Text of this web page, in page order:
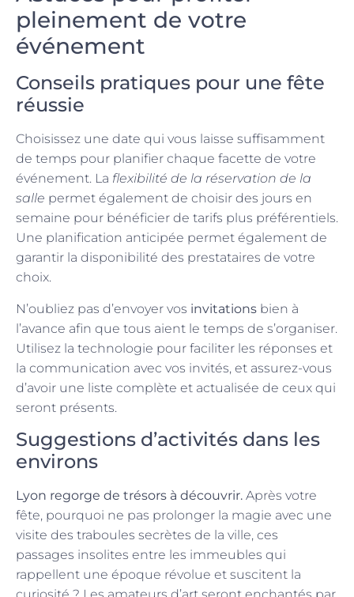
pleinement de votre
événement
Conseils pratiques pour une fête
réussie
Choisissez une date qui vous laisse suffisamment
de temps pour planifier chaque facette de votre
événement. La flexibilité de la réservation de la
salle permet également de choisir des jours en
semaine pour bénéficier de tarifs plus préférentiels.
Une planification anticipée permet également de
garantir la disponibilité des prestataires de votre
choix.
N’oubliez pas d’envoyer vos invitations bien à
l’avance afin que tous aient le temps de s’organiser.
Utilisez la technologie pour faciliter les réponses et
la communication avec vos invités, et assurez-vous
d’avoir une liste complète et actualisée de ceux qui
seront présents.
Suggestions d’activités dans les
environs
Lyon regorge de trésors à découvrir. Après votre
fête, pourquoi ne pas prolonger la magie avec une
visite des traboules secrètes de la ville, ces
passages insolites entre les immeubles qui
rappellent une époque révolue et suscitent la